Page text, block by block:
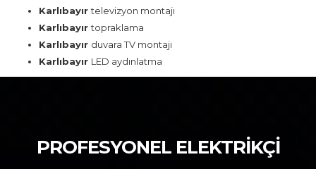
Karlıbayırtelevizyon montajı
Karlıbayırtopraklama
Karlıbayır duvara TV montajı
Karlıbayır LED aydınlatma
PROFESYONEL ELEKTRİKÇİ